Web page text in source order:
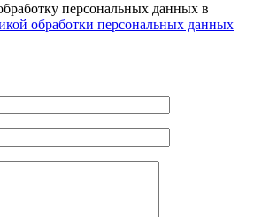
персональных данных в
обработки персональных данных